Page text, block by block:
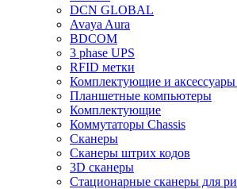
DCN GLOBAL
Avaya Aura
BDCOM
3 phase UPS
RFID метки
Комплектующие и
Планшетные компьютеры
Комплектующие
Коммутаторы Chassis
Сканеры
Сканеры штрих кодов
3D сканеры
Стационарные сканеры для